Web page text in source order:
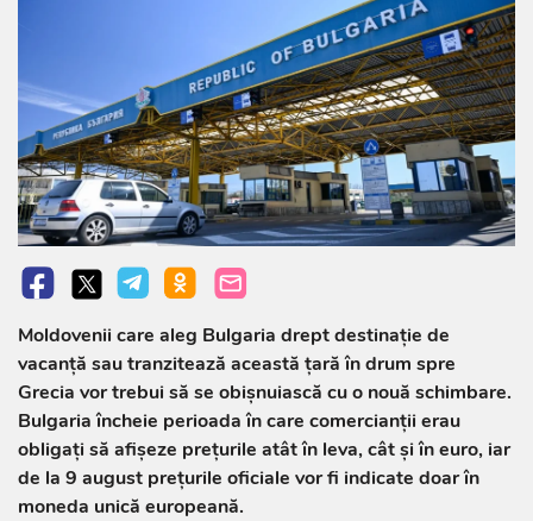
Moldovenii care aleg Bulgaria drept destinație de
vacanță sau tranzitează această țară în drum spre
Grecia vor trebui să se obișnuiască cu o nouă schimbare.
Bulgaria încheie perioada în care comercianții erau
obligați să afișeze prețurile atât în leva, cât și în euro, iar
de la 9 august prețurile oficiale vor fi indicate doar în
moneda unică europeană.